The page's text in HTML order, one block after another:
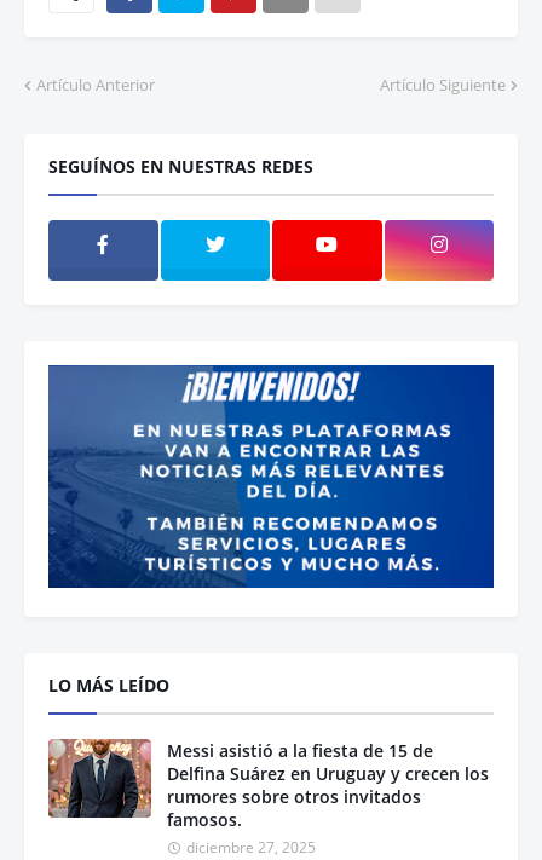
Artículo Anterior Artículo Siguiente
SEGUÍNOS EN NUESTRAS REDES
LO MÁS LEÍDO
Messi asistió a la fiesta de 15 de
Delfina Suárez en Uruguay y crecen los
rumores sobre otros invitados
famosos.
diciembre 27, 2025